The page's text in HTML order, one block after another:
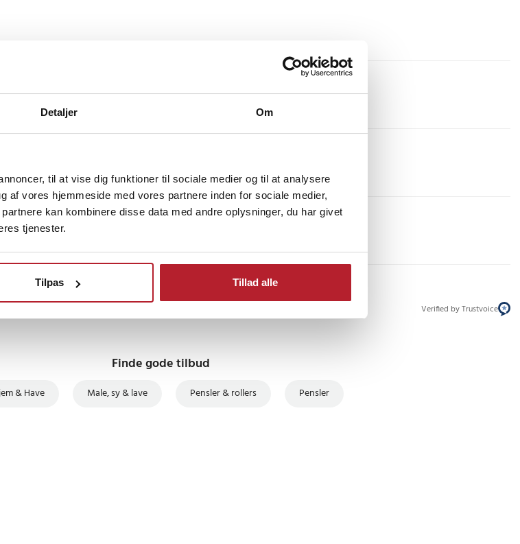
Detaljer Om
til at vise dig funktioner til sociale medier og til at analysere
af vores hjemmeside med vores partnere inden for sociale medier,
kan kombinere disse data med andre oplysninger, du har givet
tjenester.
Tilpas Tillad alle
Verified by Trustvoice
Finde gode tilbud
& Have Male, sy & lave Pensler & rollers Pensler